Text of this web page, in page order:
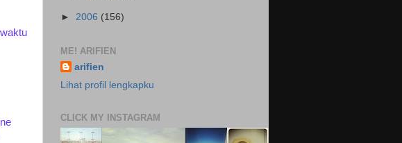
► 2006 (156)
ME! ARIFIEN
arifien
Lihat profil lengkapku
CLICK MY INSTAGRAM